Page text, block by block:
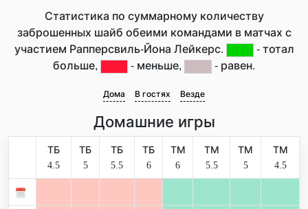
Статистика по суммарному количеству
заброшенных шайб обеими командами в матчах с
участием Рапперсвиль-Йона Лейкерс.
- тотал
больше,
- меньше, - равен.
Дома В гостях Везде
Домашние игры
ТБ
4.5
ТБ
5
ТБ
5.5
ТБ
6
ТМ
6
ТМ
5.5
ТМ
5
ТМ
4.5